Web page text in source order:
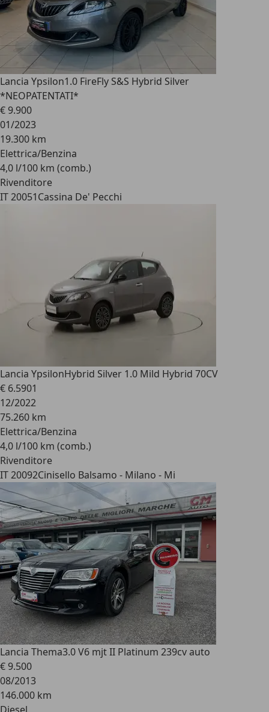
Lancia Ypsilon1.0 FireFly S&S Hybrid Silver
*NEOPATENTATI*
€ 9.900
01/2023
19.300 km
Elettrica/Benzina
4,0 l/100 km (comb.)
Rivenditore
IT 20051Cassina De' Pecchi
Lancia YpsilonHybrid Silver 1.0 Mild Hybrid 70CV
€ 6.5901
12/2022
75.260 km
Elettrica/Benzina
4,0 l/100 km (comb.)
Rivenditore
IT 20092Cinisello Balsamo - Milano - Mi
Lancia Thema3.0 V6 mjt II Platinum 239cv auto
€ 9.500
08/2013
146.000 km